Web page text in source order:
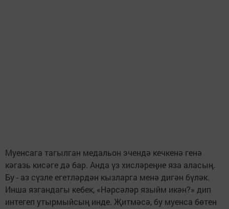
Муенсага тагылган медальон эчендә кечкенә генә
кәгазь кисәге дә бар. Анда үз хисләреңне яза аласың.
Бу - аз сүзле егетләрдән кызларга менә дигән бүләк.
Инша язгандагы кебек, «Нәрсәләр языйм икән?» дип
интегеп утырмыйсың инде. Җитмәсә, бу муенса бөтен